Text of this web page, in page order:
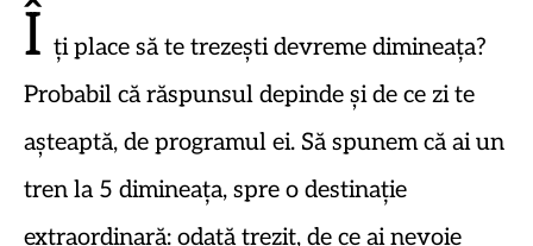
Î ți place să te trezești devreme dimineața?
Probabil că răspunsul depinde și de ce zi te
așteaptă, de programul ei. Să spunem că ai un
tren la 5 dimineața, spre o destinație
extraordinară: odată trezit, de ce ai nevoie